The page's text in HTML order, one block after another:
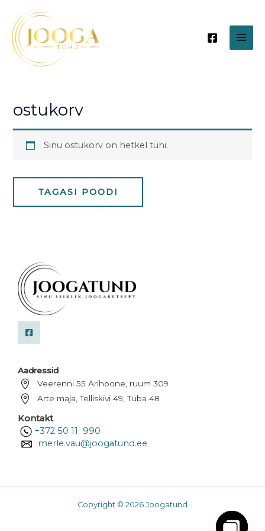
content
ostukorv
Sinu ostukorv on hetkel tühi.
TAGASI POODI
Aadressid
Veerenni 55 Ärihoone, ruum 309
Arte maja, Telliskivi 49, Tuba 48
Kontakt
+372 50 11 990
merle.vau@joogatund.ee
Copyright © 2026 Joogatund